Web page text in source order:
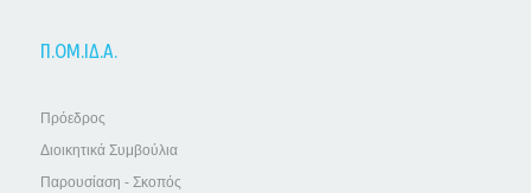
Π.ΟΜ.ΙΔ.Α.
Πρόεδρος
Διοικητικά Συμβούλια
Παρουσίαση - Σκοπός